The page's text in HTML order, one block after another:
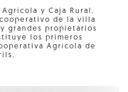
y Caja Rural,
de la villa
grandes propietarios
los primeros
Agrícola de